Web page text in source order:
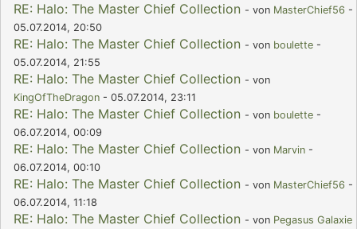
RE: Halo: The Master Chief Collection - von MasterChief56 -
05.07.2014, 20:50
RE: Halo: The Master Chief Collection - von boulette -
05.07.2014, 21:55
RE: Halo: The Master Chief Collection - von
KingOfTheDragon - 05.07.2014, 23:11
RE: Halo: The Master Chief Collection - von boulette -
06.07.2014, 00:09
RE: Halo: The Master Chief Collection - von Marvin -
06.07.2014, 00:10
RE: Halo: The Master Chief Collection - von MasterChief56 -
06.07.2014, 11:18
RE: Halo: The Master Chief Collection - von Pegasus Galaxie